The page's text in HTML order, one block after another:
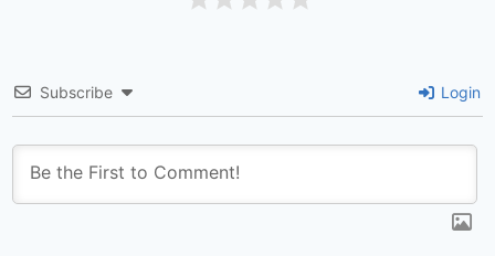
Subscribe Login